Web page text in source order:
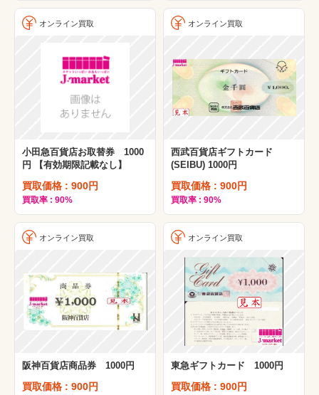
オンライン買取
小田急百貨店お取替券 1000
円 【有効期限記載なし】
買取価格 : 900円
買取率 : 90%
オンライン買取
西武百貨店ギフトカード
(SEIBU) 1000円
買取価格 : 900円
買取率 : 90%
オンライン買取
阪神百貨店商品券 1000円
買取価格 : 900円
オンライン買取
東急ギフトカード 1000円
買取価格 : 900円